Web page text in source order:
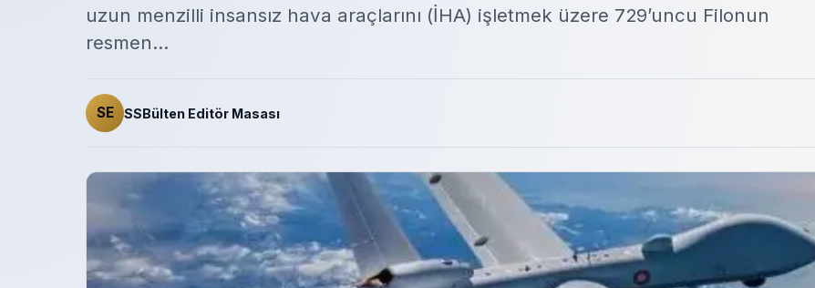
uzun menzilli insansız hava araçlarını (İHA) işletmek üzere 729’uncu Filonun
resmen…
SE SSBülten Editör Masası